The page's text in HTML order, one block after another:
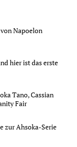
Napoelon
hier ist das erste
Tano, Cassian
Fair
zur Ahsoka-Serie